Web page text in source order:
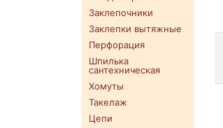
Заклепочники
Заклепки вытяжные
Перфорация
Шпилька
сантехническая
Хомуты
Такелаж
Цепи